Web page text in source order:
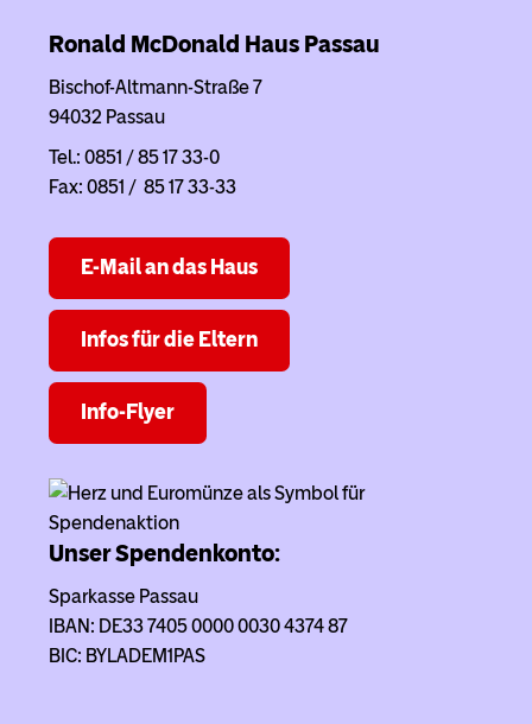
Ronald McDonald Haus Passau
Bischof-Altmann-Straße 7
94032 Passau
Tel.: 0851 / 85 17 33-0
Fax: 0851 / 85 17 33-33
E-Mail an das Haus
Infos für die Eltern
Info-Flyer
Unser Spendenkonto:
Sparkasse Passau
IBAN: DE33 7405 0000 0030 4374 87
BIC: BYLADEM1PAS